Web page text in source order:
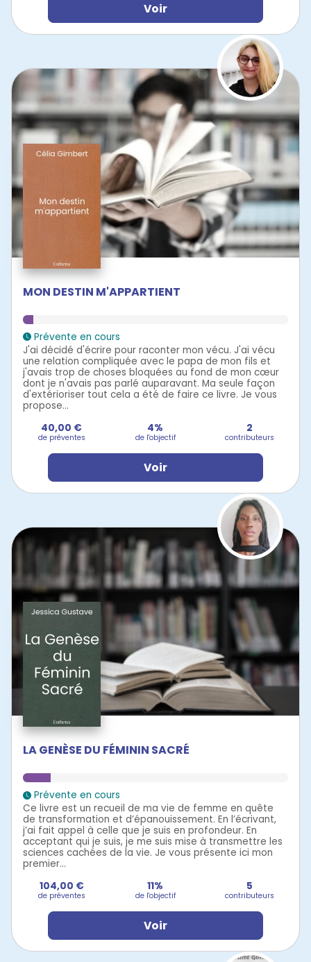
Voir
MON DESTIN M'APPARTIENT
Prévente en cours
J'ai décidé d'écrire pour raconter mon vécu. J'ai vécu
une relation compliquée avec le papa de mon fils et
j'avais trop de choses bloquées au fond de mon cœur
dont je n'avais pas parlé auparavant. Ma seule façon
d'extérioriser tout cela a été de faire ce livre. Je vous
propose...
40,00 €
de préventes
4%
de l'objectif
2
contributeurs
Voir
LA GENÈSE DU FÉMININ SACRÉ
Prévente en cours
Ce livre est un recueil de ma vie de femme en quête
de transformation et d’épanouissement. En l’écrivant,
j’ai fait appel à celle que je suis en profondeur. En
acceptant qui je suis, je me suis mise à transmettre les
sciences cachées de la vie. Je vous présente ici mon
premier...
104,00 €
de préventes
11%
de l'objectif
5
contributeurs
Voir